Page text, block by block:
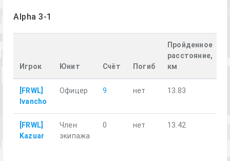
Alpha 3-1
Игрок Юнит Счёт Погиб
Пройденное
расстояние,
км
[FRWL]
Ivancho
Офицер 9 нет 13.83
[FRWL]
Kazuar
Член
экипажа
0 нет 13.42